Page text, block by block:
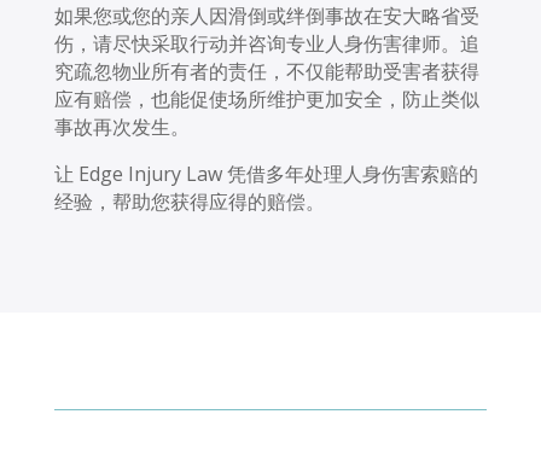
如果您或您的亲人因滑倒或绊倒事故在安大略省受
伤，请尽快采取行动并咨询专业人身伤害律师。追
究疏忽物业所有者的责任，不仅能帮助受害者获得
应有赔偿，也能促使场所维护更加安全，防止类似
事故再次发生。
让 Edge Injury Law 凭借多年处理人身伤害索赔的
经验，帮助您获得应得的赔偿。